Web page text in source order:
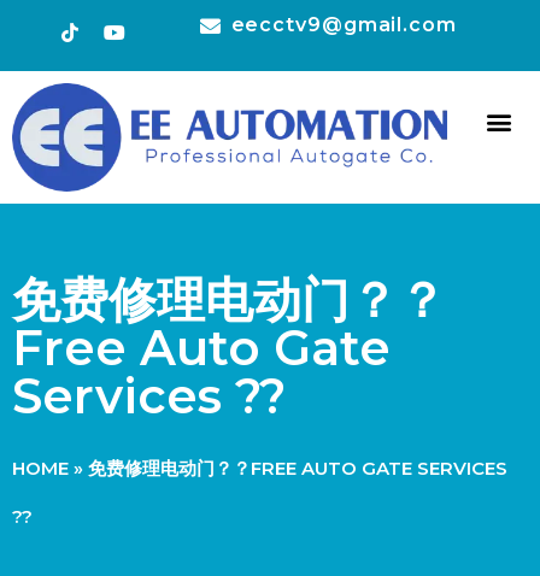
eecctv9@gmail.com
免费修理电动门？？
Free Auto Gate
Services ??
HOME » 免费修理电动门？？FREE AUTO GATE SERVICES
??